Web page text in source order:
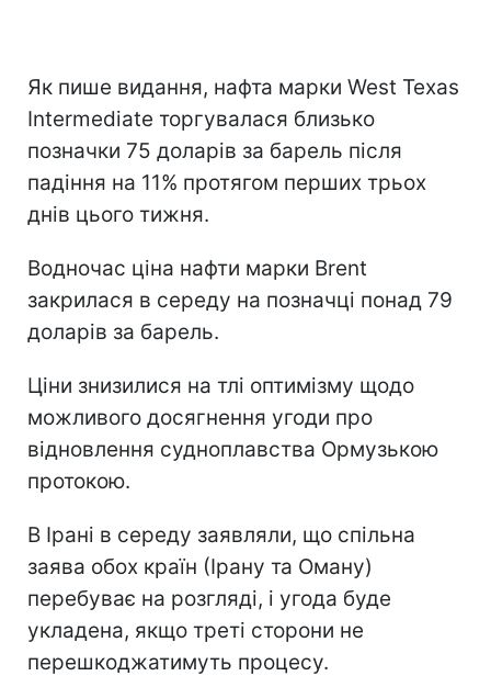
Як пише видання, нафта марки West Texas
Intermediate торгувалася близько
позначки 75 доларів за барель після
падіння на 11% протягом перших трьох
днів цього тижня.
Водночас ціна нафти марки Brent
закрилася в середу на позначці понад 79
доларів за барель.
Ціни знизилися на тлі оптимізму щодо
можливого досягнення угоди про
відновлення судноплавства Ормузькою
протокою.
В Ірані в середу заявляли, що спільна
заява обох країн (Ірану та Оману)
перебуває на розгляді, і угода буде
укладена, якщо треті сторони не
перешкоджатимуть процесу.